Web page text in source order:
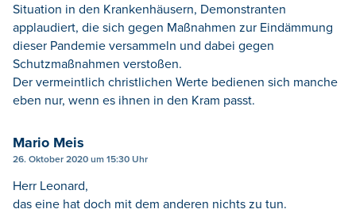
Situation in den Krankenhäusern, Demonstranten
applaudiert, die sich gegen Maßnahmen zur Eindämmung
dieser Pandemie versammeln und dabei gegen
Schutzmaßnahmen verstoßen.
Der vermeintlich christlichen Werte bedienen sich manche
eben nur, wenn es ihnen in den Kram passt.
Mario Meis
26. Oktober 2020 um 15:30 Uhr
Herr Leonard,
das eine hat doch mit dem anderen nichts zu tun.